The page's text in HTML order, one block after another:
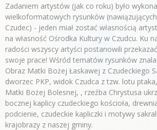
Zadaniem artystów (jak co roku) było
wielkoformatowych rysunków
Czudec) - jeden miał zostać własnością
na własność Ośrodka Kultury w Czudcu. Ku
radości wszyscy artyści postanowili
swoje prace! Wśród tematów rysunków
Obraz Matki Bożej Łaskawej z Czudeckiego
dworzec PKP, widok Czudca z tzw. lotu
Matki Bożej Bolesnej, , rzeźba Chrystusa
bocznej kaplicy czudeckiego kościoła,
podcienie, czudeckie kapliczki i motywy
krajobrazy z naszej gminy.